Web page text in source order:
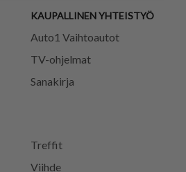
Treffit
Viihde
KAUPALLINEN YHTEISTYÖ
Auto1 Vaihtoautot
TV-ohjelmat
Sanakirja